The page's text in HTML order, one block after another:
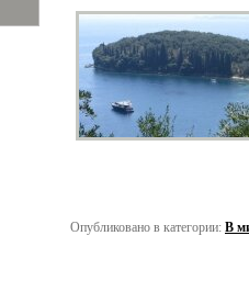
Опубликовано в категории: В